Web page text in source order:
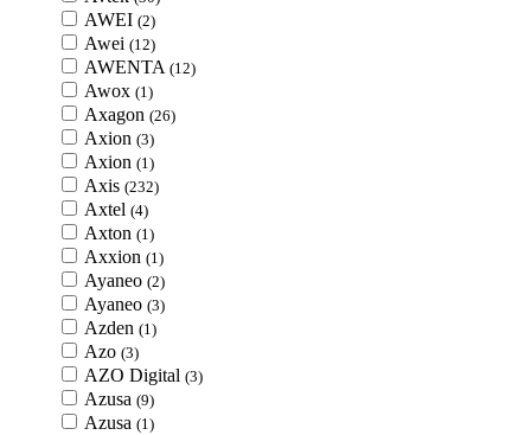
AWEI (2)
Awei (12)
AWENTA (12)
Awox (1)
Axagon (26)
Axion (3)
Axion (1)
Axis (232)
Axtel (4)
Axton (1)
Axxion (1)
Ayaneo (2)
Ayaneo (3)
Azden (1)
Azo (3)
AZO Digital (3)
Azusa (9)
Azusa (1)